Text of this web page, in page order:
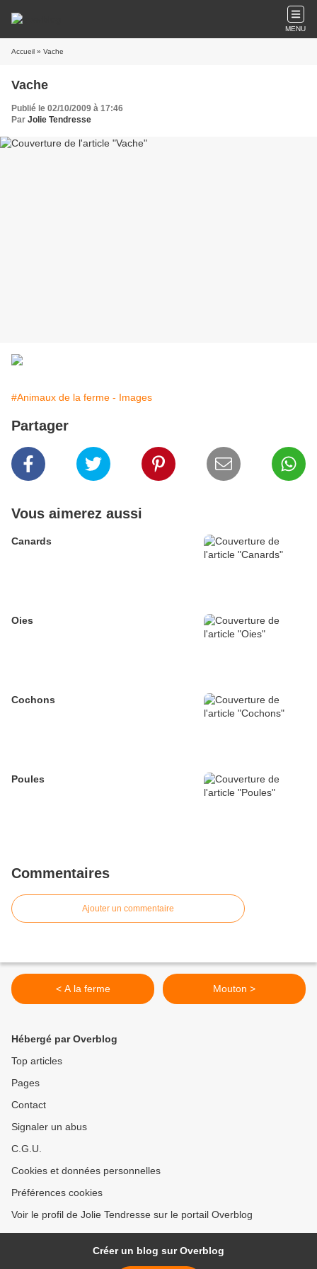
MENU
Accueil » Vache
Vache
Publié le 02/10/2009 à 17:46
Par Jolie Tendresse
#Animaux de la ferme - Images
Partager
Vous aimerez aussi
Canards
Oies
Cochons
Poules
Commentaires
Ajouter un commentaire
< A la ferme Mouton >
Hébergé par Overblog
Top articles
Pages
Contact
Signaler un abus
C.G.U.
Cookies et données personnelles
Préférences cookies
Voir le profil de Jolie Tendresse sur le portail Overblog
Créer un blog sur Overblog